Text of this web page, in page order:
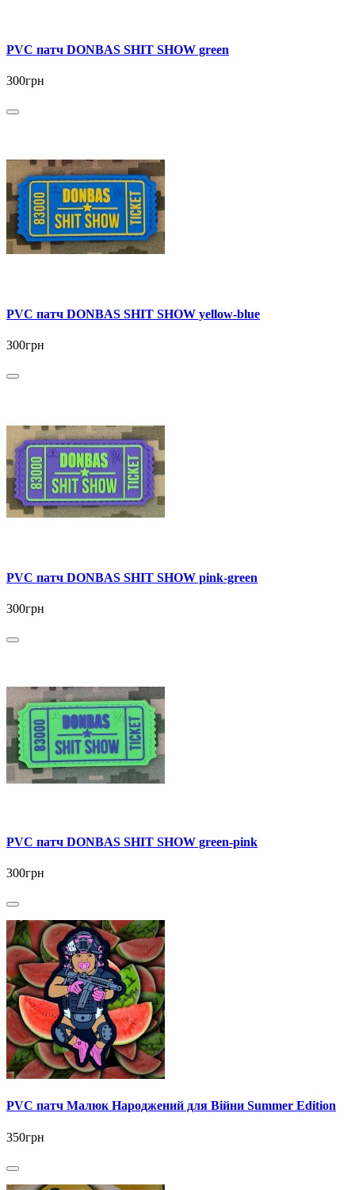
PVC патч DONBAS SHIT SHOW green
300грн
PVC патч DONBAS SHIT SHOW yellow-blue
300грн
PVC патч DONBAS SHIT SHOW pink-green
300грн
PVC патч DONBAS SHIT SHOW green-pink
300грн
PVC патч Малюк Народжений для Війни Summer Edition
350грн